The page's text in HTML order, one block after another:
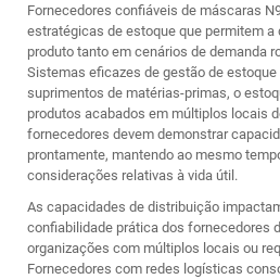
Fornecedores confiáveis de máscaras
estratégicas de estoque que permitem
produto tanto em cenários de demanda
Sistemas eficazes de gestão de
suprimentos de matérias-primas, o
produtos acabados em múltiplos locais
fornecedores devem demonstrar
prontamente, mantendo ao mesmo
considerações relativas à vida útil.
As capacidades de distribuição
confiabilidade prática dos fornecedores
organizações com múltiplos locais ou
Fornecedores com redes logísticas